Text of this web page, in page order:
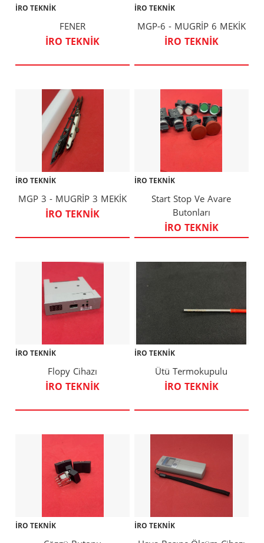
İRO TEKNİK
FENER
İRO TEKNİK
İRO TEKNİK
MGP-6 - MUGRİP 6 MEKİK
İRO TEKNİK
İRO TEKNİK
MGP 3 - MUGRİP 3 MEKİK
İRO TEKNİK
İRO TEKNİK
Start Stop Ve Avare
Butonları
İRO TEKNİK
İRO TEKNİK
Flopy Cihazı
İRO TEKNİK
İRO TEKNİK
Ütü Termokupulu
İRO TEKNİK
İRO TEKNİK İRO TEKNİK